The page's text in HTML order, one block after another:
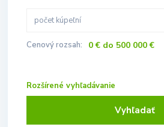
Cenový rozsah: 0 € do 500 000 €
Rozšírené vyhľadávanie
Vyhľadať